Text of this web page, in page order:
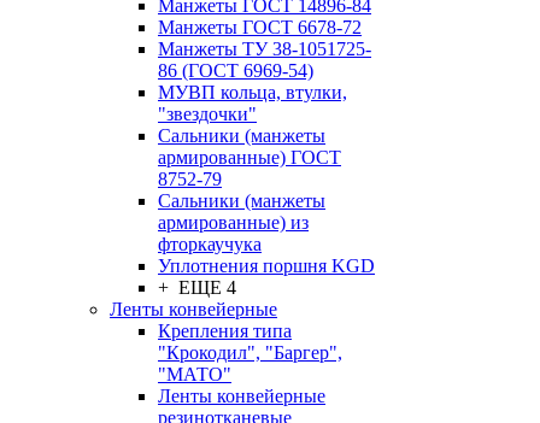
Манжеты ГОСТ 14896-84
Манжеты ГОСТ 6678-72
Манжеты ТУ 38-1051725-
86 (ГОСТ 6969-54)
МУВП кольца, втулки,
"звездочки"
Сальники (манжеты
армированные) ГОСТ
8752-79
Сальники (манжеты
армированные) из
фторкаучука
Уплотнения поршня KGD
+ ЕЩЕ 4
Ленты конвейерные
Крепления типа
"Крокодил", "Баргер",
"МАТО"
Ленты конвейерные
резинотканевые